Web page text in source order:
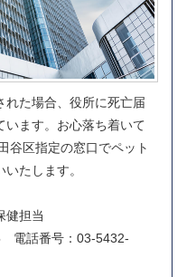
れた場合、役所に死亡届
います。お心落ち着いて
谷区指定の窓口でペット
たします。
健担当
電話番号：03-5432-